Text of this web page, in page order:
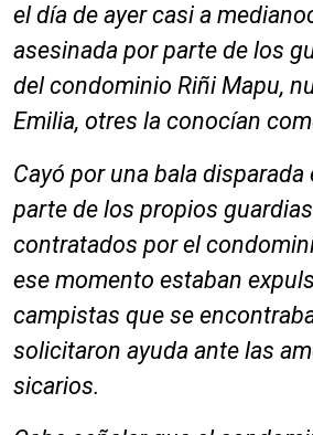
el día de ayer casi a
asesinada por parte de los
del condominio Riñi Mapu,
Emilia, otres la conocían
Cayó por una bala
parte de los propios
contratados por el
ese momento estaban
campistas que se
solicitaron ayuda ante las
sicarios.